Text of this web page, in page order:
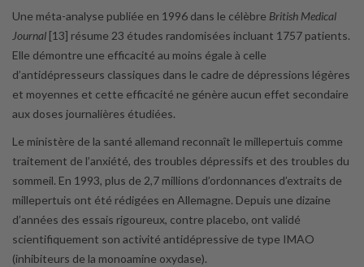
Une méta-analyse publiée en 1996 dans le célèbre British Medical
Journal [13] résume 23 études randomisées incluant 1757 patients.
Elle démontre une efficacité au moins égale à celle
d’antidépresseurs classiques dans le cadre de dépressions légères
et moyennes et cette efficacité ne génère aucun effet secondaire
aux doses journalières étudiées.
Le ministère de la santé allemand reconnaît le millepertuis comme
traitement de l’anxiété, des troubles dépressifs et des troubles du
sommeil. En 1993, plus de 2,7 millions d’ordonnances d’extraits de
millepertuis ont été rédigées en Allemagne. Depuis une dizaine
d’années des essais rigoureux, contre placebo, ont validé
scientifiquement son activité antidépressive de type IMAO
(inhibiteurs de la monoamine oxydase).